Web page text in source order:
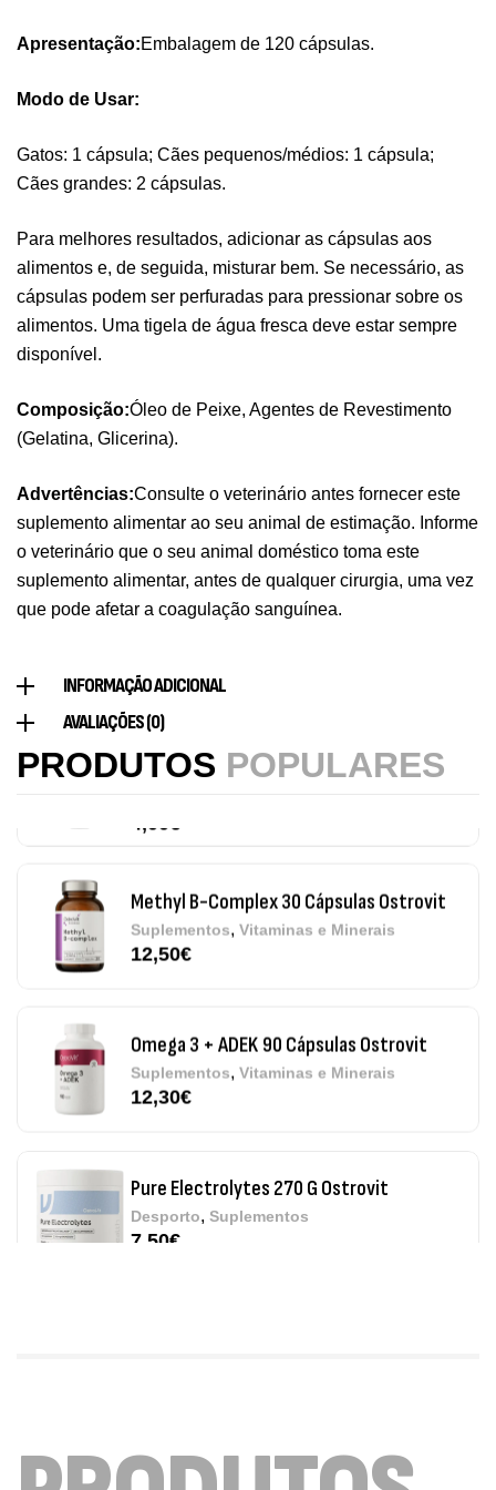
Apresentação:Embalagem de 120 cápsulas.
Modo de Usar:
Gatos: 1 cápsula; Cães pequenos/médios: 1 cápsula;
Cães grandes: 2 cápsulas.
Para melhores resultados, adicionar as cápsulas aos
alimentos e, de seguida, misturar bem. Se necessário, as
cápsulas podem ser perfuradas para pressionar sobre os
alimentos. Uma tigela de água fresca deve estar sempre
disponível.
Composição:Óleo de Peixe, Agentes de Revestimento
(Gelatina, Glicerina).
Advertências:Consulte o veterinário antes fornecer este
suplemento alimentar ao seu animal de estimação. Informe
o veterinário que o seu animal doméstico toma este
suplemento alimentar, antes de qualquer cirurgia, uma vez
que pode afetar a coagulação sanguínea.
INFORMAÇÃO ADICIONAL
AVALIAÇÕES (0)
PRODUTOS POPULARES
Pure Electrolytes 270 G Ostrovit
Desporto,Suplementos
Triple Magnesium + B6 P-5-P 90 Cápsulas
Ostrovit
9,50€
Vitamin D3 + K2 90 Comprimidos Ostrovit
Saúde Óssea,Suplementos
Magnesium + Potassium 20 Comprimidos
Efervescentes Ostrovit
Suplementos ,Vitaminas e Minerais
Suplementos,Vitaminas e Minerais
12,50
Suplementos,Vitaminas e Minerais
12,30
Desporto,Suplementos
7,50
Saúde Óssea Suplementos